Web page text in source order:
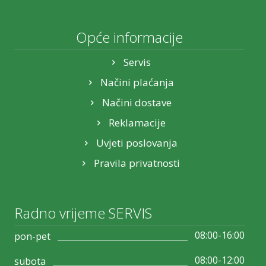
Opće informacije
Servis
Načini plaćanja
Načini dostave
Reklamacije
Uvjeti poslovanja
Pravila privatnosti
Radno vrijeme SERVIS
pon-pet
08:00-16:00
subota
08:00-12:00